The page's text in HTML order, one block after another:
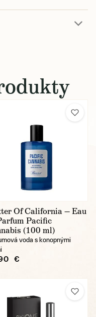
Of California — Eau
Pacific
(100 ml)
voda s konopnými
€